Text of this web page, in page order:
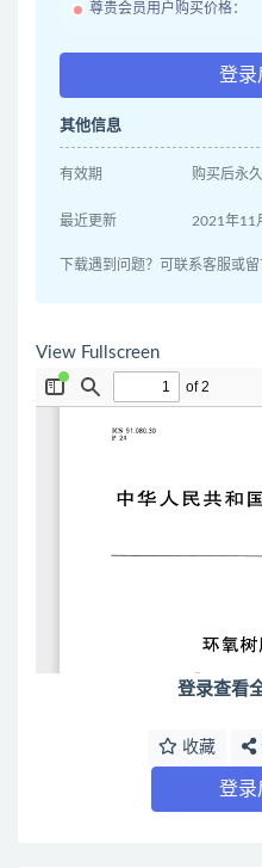
尊贵会员用户购买价格：
登录
其他信息
有效期 购买后永
最近更新 2021年11
下载遇到问题？可联系客服或
View Fullscreen
登录查看
收藏
登录